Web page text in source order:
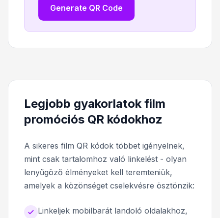
Generate QR Code
Legjobb gyakorlatok film
promóciós QR kódokhoz
A sikeres film QR kódok többet igényelnek,
mint csak tartalomhoz való linkelést - olyan
lenyűgöző élményeket kell teremteniük,
amelyek a közönséget cselekvésre ösztönzik:
Linkeljek mobilbarát landoló oldalakhoz,